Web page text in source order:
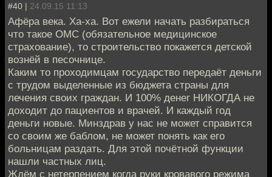
#40 | 24.09.15 11:13
Афёра века. Ха-ха. Вот ежели начать разбираться
что такое ОМС (обязательное медицинское
страхование), то строительство покажется детской
вознёй в песочнице.
Каким то проходимцам государство передаёт деньги
с трудом выделенные из бюджета страны для
лечения своих граждан. И 100% денег НИКОГДА не
доходит до пациентов и врачей. И каждый год
деньги новые. Минздрав у нас не может справится
со своим же баблом, не может понять как его
больницам раздать. Для этой почётной функции
нашли частных лиц.
Ждём с нетерпением когда руки кровавого режима